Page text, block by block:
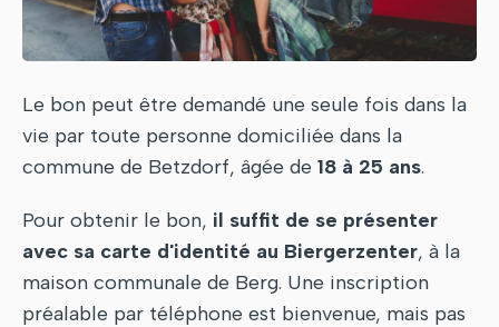
Le bon peut être demandé une seule fois dans la
vie par toute personne domiciliée dans la
commune de Betzdorf, âgée de 18 à 25 ans.
Pour obtenir le bon, il suffit de se présenter
avec sa carte d'identité au Biergerzenter, à la
maison communale de Berg. Une inscription
préalable par téléphone est bienvenue, mais pas